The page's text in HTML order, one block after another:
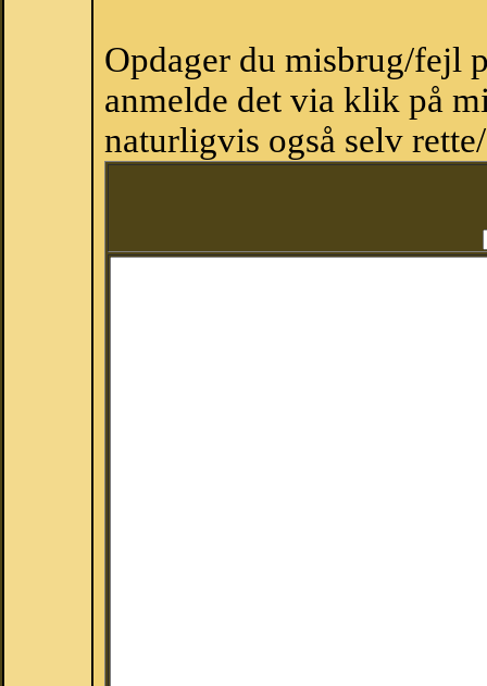
Opdager du misbrug/fejl
anmelde det via klik på
naturligvis også selv